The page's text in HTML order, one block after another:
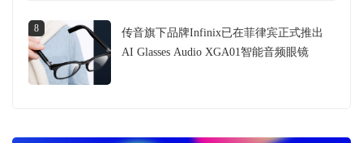
8
传音旗下品牌Infinix已在菲律宾正式推出
AI Glasses Audio XGA01智能音频眼镜